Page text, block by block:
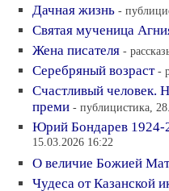
Дачная жизнь -
Святая мученица
Жена писателя -
Серебряный возраст -
Счастливый человек.
преми - публицистика,
Юрий Бондарев 1924-
15.03.2026 16:22
О величие Божией
Чудеса от Казанской